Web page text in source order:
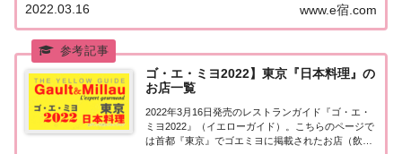
ついて一覧にまとめました。ゴエミヨ2022『4トッ
ク』東京関東「東京エリア」で「ゴ・...
www.e宿.com
2022.03.16
ゴ・エ・ミヨ2022】東京『日本料理』の
お店一覧
2022年3月16日発売のレストランガイド『ゴ・エ・
ミヨ2022』（イエローガイド）。こちらのページで
は首都『東京』でゴエミヨに掲載されたお店（飲食